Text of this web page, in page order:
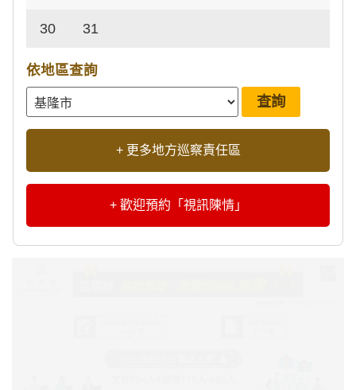
30 31
依地區查詢
+ 更多地方巡察責任區
+ 歡迎預約「視訊陳情」